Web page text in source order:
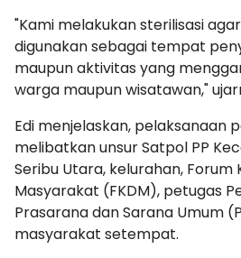
"Kami melakukan sterilisasi
digunakan sebagai tempat
maupun aktivitas yang
warga maupun wisatawan,"
Edi menjelaskan, pelaksanaan
melibatkan unsur Satpol PP
Seribu Utara, kelurahan, Forum
Masyarakat (FKDM), petugas
Prasarana dan Sarana Umum
masyarakat setempat.